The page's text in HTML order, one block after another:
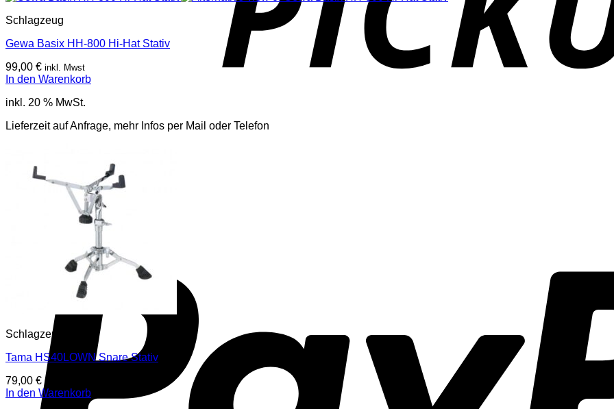
Schlagzeug
Gewa Basix HH-800 Hi-Hat Stativ
99,00 € inkl. Mwst
In den Warenkorb
inkl. 20 % MwSt.
Lieferzeit auf Anfrage, mehr Infos per Mail oder Telefon
Schlagzeug
Tama HS40LOWN Snare Stativ
79,00 € inkl. Mwst
In den Warenkorb